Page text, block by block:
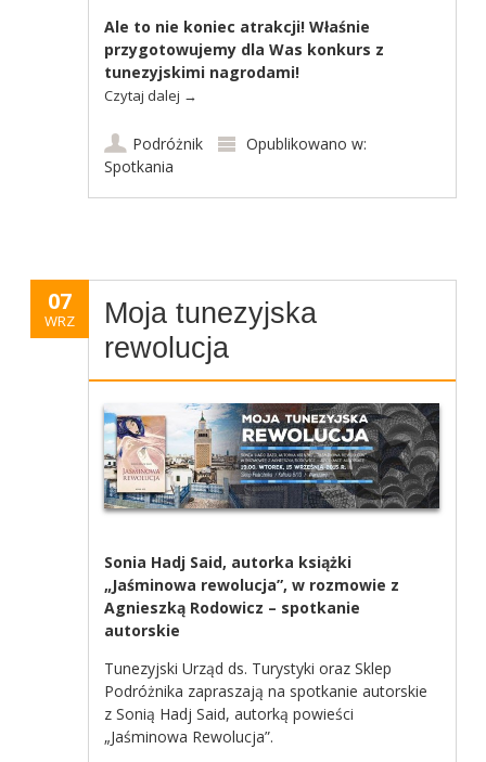
Ale to nie koniec atrakcji! Właśnie
przygotowujemy dla Was konkurs z
tunezyjskimi nagrodami!
Czytaj dalej →
Podróżnik
Opublikowano w:
Spotkania
07
WRZ
Moja tunezyjska
rewolucja
Sonia Hadj Said, autorka książki
„Jaśminowa rewolucja”, w rozmowie z
Agnieszką Rodowicz – spotkanie
autorskie
Tunezyjski Urząd ds. Turystyki oraz Sklep
Podróżnika zapraszają na spotkanie autorskie
z Sonią Hadj Said, autorką powieści
„Jaśminowa Rewolucja”.